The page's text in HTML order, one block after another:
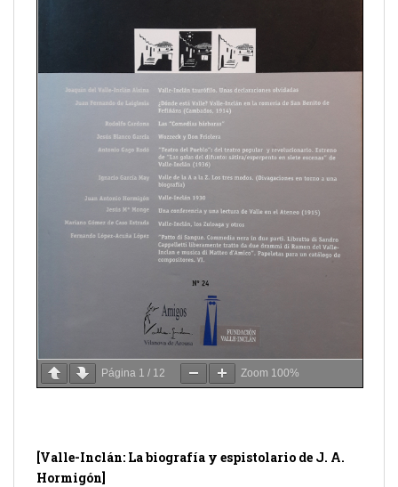
Página 1 / 12 Zoom 100%
[Valle-Inclán: La biografía y espistolario de J. A.
Hormigón]